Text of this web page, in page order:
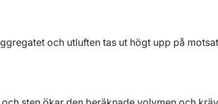
och utluften tas ut högt upp på